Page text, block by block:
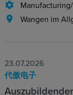
Wangen im
23.07.2026
代傲电子